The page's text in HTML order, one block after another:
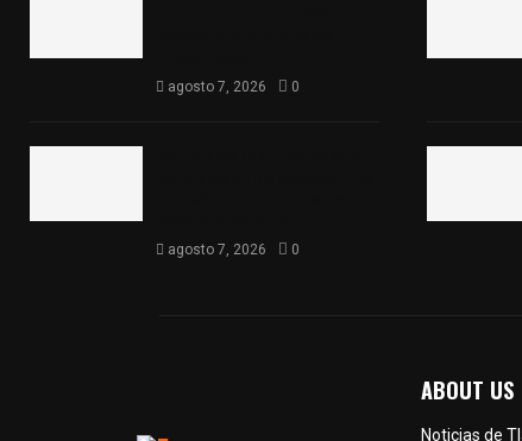
agosto 7, 2026 0
agosto 7, 2026 0
ABOUT US
Noticias de